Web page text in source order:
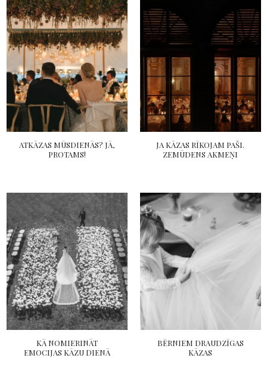
ATKĀZAS MŪSDIENĀS? JĀ,
PROTAMS!
JA KĀZAS RĪKOJAM PAŠI.
ZEMŪDENS AKMEŅI
KĀ NOMIERINĀT
EMOCIJAS KĀZU DIENĀ
BĒRNIEM DRAUDZĪGAS
KĀZAS